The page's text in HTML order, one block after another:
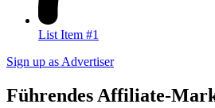
List Item #1
Sign up as Advertiser
Führendes Affiliate-